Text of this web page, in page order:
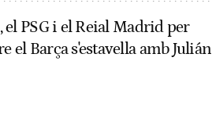
PSG i el Reial Madrid per
el Barça s'estavella amb Julián